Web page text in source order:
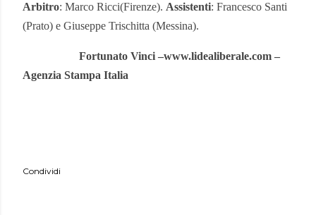
Arbitro: Marco Ricci(Firenze). Assistenti: Francesco Santi
(Prato) e Giuseppe Trischitta (Messina).
Fortunato Vinci –www.lidealiberale.com –
Agenzia Stampa Italia
Condividi